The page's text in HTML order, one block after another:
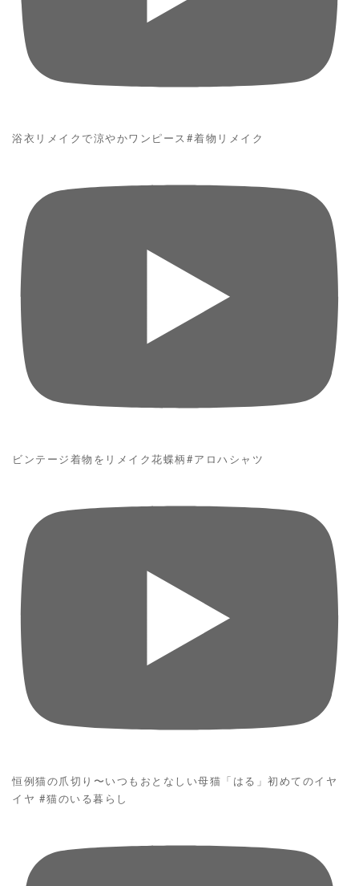
浴衣リメイクで涼やかワンピース#着物リメイク
ビンテージ着物をリメイク花蝶柄#アロハシャツ
恒例猫の爪切り〜いつもおとなしい母猫「はる」初めてのイヤ
イヤ #猫のいる暮らし